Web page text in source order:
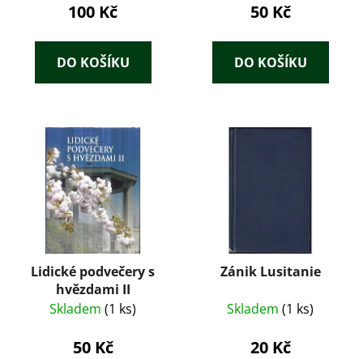
100 Kč
DO KOŠÍKU
50 Kč
DO KOŠÍKU
Lidické podvečery s
hvězdami II
Skladem (1 ks)
50 Kč
Zánik Lusitanie
Skladem (1 ks)
20 Kč